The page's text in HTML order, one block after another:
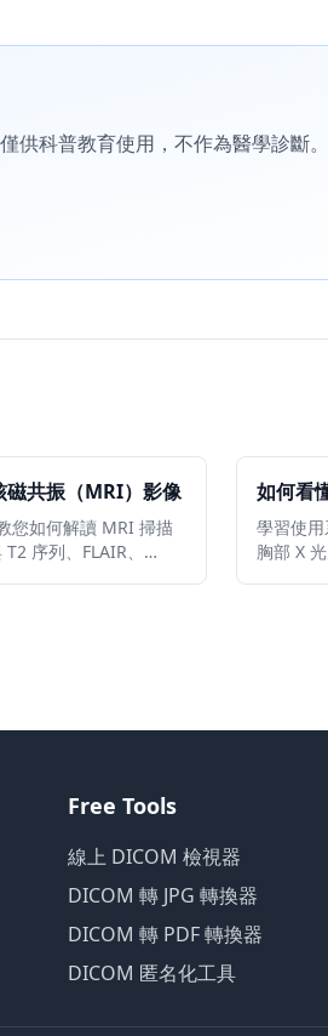
供科普教育使用，不作為醫學診斷。
磁共振（MRI）影像
您如何解讀 MRI 掃描
序列、FLAIR、
如何看
學習使
胸部 X
Free Tools
線上 DICOM 檢視器
DICOM 轉 JPG 轉換器
DICOM 轉 PDF 轉換器
DICOM 匿名化工具